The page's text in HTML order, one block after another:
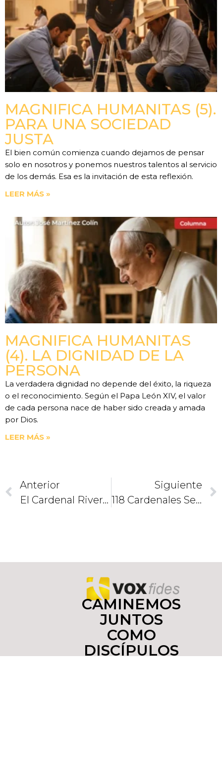
MAGNIFICA HUMANITAS (5).
PARA UNA SOCIEDAD
JUSTA
El bien común comienza cuando dejamos de pensar
solo en nosotros y ponemos nuestros talentos al servicio
de los demás. Esa es la invitación de esta reflexión.
LEER MÁS »
MAGNIFICA HUMANITAS
(4). LA DIGNIDAD DE LA
PERSONA
La verdadera dignidad no depende del éxito, la riqueza
o el reconocimiento. Según el Papa León XIV, el valor
de cada persona nace de haber sido creada y amada
por Dios.
LEER MÁS »
Anterior
El Cardenal Rivera Opina Sobre La Dimisión Del Papa
Siguiente
118 Cardenales Se Preparan Para Elegir Nuevo Papa
CAMINEMOS
JUNTOS
COMO
DISCÍPULOS